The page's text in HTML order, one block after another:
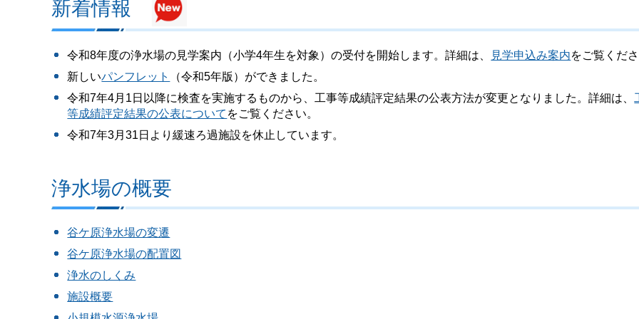
新着情報
令和8年度の浄水場の見学案内（小学4年生を対象）の受付を開始します。詳細は、 見学申込み案内をご覧くださ
新しいパンフレット
（令和5年版）ができました。
令和7年4月1日以降に検査を実施するものから、工事等成績評定結果の公表方法が変更となりました。詳細は、
等成績評定結果の公表について をご覧ください。
令和7年3月31日より緩速ろ過施設を休止しています。
浄水場の概要
谷ケ原浄水場の変遷
谷ケ原浄水場の配置図
浄水のしくみ
施設概要